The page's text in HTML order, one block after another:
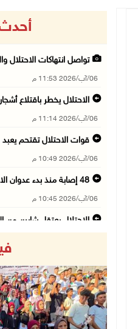
أحدث
تواصل انتهاكات الاحتلال
06/آب/2026 11:53 م
الاحتلال يخطر باقتلاع أشجار من 310
06/آب/2026 11:14 م
قوات الاحتلال تقتحم
06/آب/2026 10:49 م
48 إصابة منذ بدء عدوان الاحتلال على مخيم قلند ...
06/آب/2026 10:45 م
الاحتلال يعتقل شابين من
06/آب/2026 10:01 م
رئيس بلدية الخليل يطلع
06/آب/2026 09:59 م
Next